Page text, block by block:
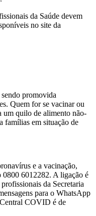
da Saúde devem
no site da
promovida
Quem for se vacinar ou
um quilo de alimento não-
famílias em situação de
e a vacinação,
6012282. A ligação é
da Secretaria
para o WhatsApp
COVID é de